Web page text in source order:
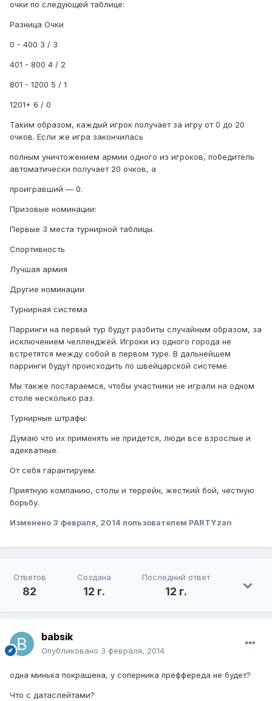
очки по следующей таблице:
Разница Очки
0 - 400 3 / 3
401 - 800 4 / 2
801 - 1200 5 / 1
1201+ 6 / 0
Таким образом, каждый игрок получает за игру от 0 до 20
очков. Если же игра закончилась
полным уничтожением армии одного из игроков, победитель
автоматически получает 20 очков, а
проигравший — 0.
Призовые номинации:
Первые 3 места турнирной таблицы.
Спортивность
Лучшая армия
Другие номинации
Турнирная система
Парринги на первый тур будут разбиты случайным образом, за
исключением челленджей. Игроки из одного города не
встретятся между собой в первом туре. В дальнейшем
парринги будут происходить по швейцарской системе.
Мы также постараемся, чтобы участники не играли на одном
столе несколько раз.
Турнирные штрафы:
Думаю что их применять не придется, люди все взрослые и
адекватные.
От себя гарантируем:
Приятную компанию, столы и террейн, жесткий бой, честную
борьбу.
Изменено 3 февраля, 2014 пользователем PARTYzan
Ответов
82
Создана
12 г.
Последний ответ
12 г.
babsik
Опубликовано 3 февраля, 2014
одна минька покрашена, у соперника преффереда не будет?
Что с датаслейтами?